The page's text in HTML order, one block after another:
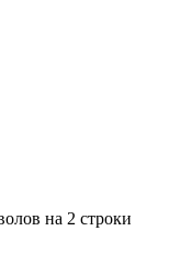
на 2 строки